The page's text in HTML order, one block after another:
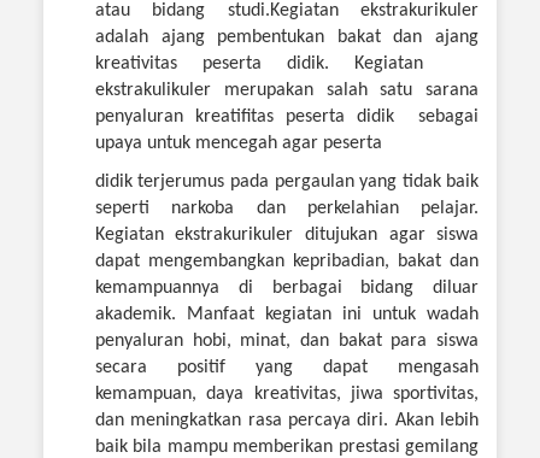
atau bidang studi.Kegiatan ekstrakurikuler
adalah ajang pembentukan bakat dan ajang
kreativitas peserta didik. Kegiatan
ekstrakulikuler merupakan salah satu sarana
penyaluran kreatifitas peserta didik sebagai
upaya untuk mencegah agar peserta
didik terjerumus pada pergaulan yang tidak baik
seperti narkoba dan perkelahian pelajar.
Kegiatan ekstrakurikuler ditujukan agar siswa
dapat mengembangkan kepribadian, bakat dan
kemampuannya di berbagai bidang diluar
akademik. Manfaat kegiatan ini untuk wadah
penyaluran hobi, minat, dan bakat para siswa
secara positif yang dapat mengasah
kemampuan, daya kreativitas, jiwa sportivitas,
dan meningkatkan rasa percaya diri. Akan lebih
baik bila mampu memberikan prestasi gemilang